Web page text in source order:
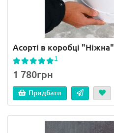
Асорті в коробці "Ніжна"
1
1 780грн
Придбати